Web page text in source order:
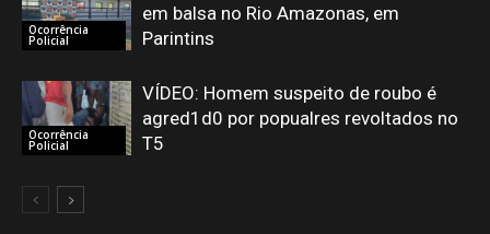
Ocorrência
Policial
em balsa no Rio Amazonas, em
Parintins
Ocorrência
Policial
VÍDEO: Homem suspeito de roubo é
agred1d0 por popualres revoltados no
T5